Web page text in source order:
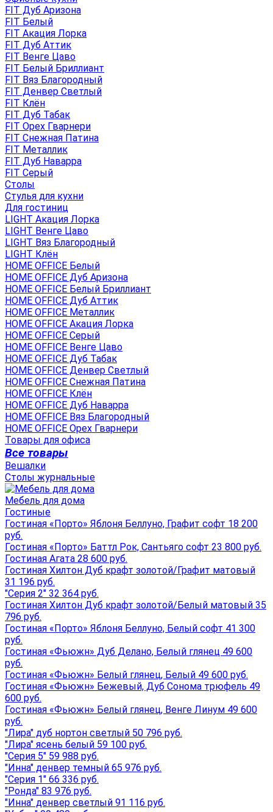
FIT Дуб Аризона
FIT Белый
FIT Акация Лорка
FIT Дуб Аттик
FIT Венге Цаво
FIT Белый Бриллиант
FIT Вяз Благородный
FIT Денвер Светлый
FIT Клён
FIT Дуб Табак
FIT Орех Гварнери
FIT Снежная Патина
FIT Металлик
FIT Дуб Наварра
FIT Серый
Столы
Стулья для кухни
Для гостиниц
LIGHT Акация Лорка
LIGHT Венге Цаво
LIGHT Вяз Благородный
LIGHT Клён
HOME OFFICE Белый
HOME OFFICE Дуб Аризона
HOME OFFICE Белый Бриллиант
HOME OFFICE Дуб Аттик
HOME OFFICE Металлик
HOME OFFICE Акация Лорка
HOME OFFICE Серый
HOME OFFICE Венге Цаво
HOME OFFICE Дуб Табак
HOME OFFICE Денвер Светлый
HOME OFFICE Снежная Патина
HOME OFFICE Клён
HOME OFFICE Дуб Наварра
HOME OFFICE Вяз Благородный
HOME OFFICE Орех Гварнери
Товары для офиса
Все товары
Вешалки
Столы журнальные
Мебель для дома
Гостиные
Гостиная «Порто» Яблоня Беллуно, Графит софт 18 200
руб.
Гостиная «Порто» Баттл Рок, Сантьяго софт 23 800 руб.
Гостиная Агата 28 600 руб.
Гостиная Хилтон Дуб крафт золотой/Графит матовый
31 196 руб.
"Серия 2" 32 364 руб.
Гостиная Хилтон Дуб крафт золотой/Белый матовый 35
796 руб.
Гостиная «Порто» Яблоня Беллуно, Белый софт 41 300
руб.
Гостиная «Фьюжн» Дуб Делано, Белый глянец 49 600
руб.
Гостиная «Фьюжн» Белый глянец, Белый 49 600 руб.
Гостиная «Фьюжн» Бежевый, Дуб Сонома трюфель 49
600 руб.
Гостиная «Фьюжн» Белый глянец, Венге Линум 49 600
руб.
"Лира" дуб нортон светлый 50 796 руб.
"Лира" ясень белый 59 100 руб.
"Серия 5" 59 988 руб.
"Инна" денвер темный 65 976 руб.
"Серия 1" 66 336 руб.
"Ронда" 83 976 руб.
"Инна" денвер светлый 91 116 руб.